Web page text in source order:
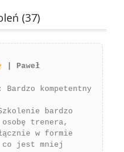
(37)
| Paweł
kompetentny
bardzo
trenera,
w formie
jest mniej